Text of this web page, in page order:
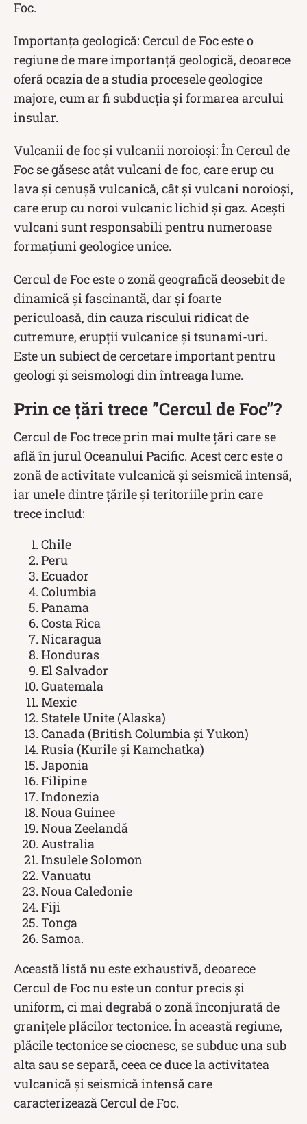
Foc.
Importanța geologică: Cercul de Foc este o
regiune de mare importanță geologică, deoarece
oferă ocazia de a studia procesele geologice
majore, cum ar fi subducția și formarea arcului
insular.
Vulcanii de foc și vulcanii noroioși: În Cercul de
Foc se găsesc atât vulcani de foc, care erup cu
lava și cenușă vulcanică, cât și vulcani noroioși,
care erup cu noroi vulcanic lichid și gaz. Acești
vulcani sunt responsabili pentru numeroase
formațiuni geologice unice.
Cercul de Foc este o zonă geografică deosebit de
dinamică și fascinantă, dar și foarte
periculoasă, din cauza riscului ridicat de
cutremure, erupții vulcanice și tsunami-uri.
Este un subiect de cercetare important pentru
geologi și seismologi din întreaga lume.
Prin ce țări trece ”Cercul de Foc”?
Cercul de Foc trece prin mai multe țări care se
află în jurul Oceanului Pacific. Acest cerc este o
zonă de activitate vulcanică și seismică intensă,
iar unele dintre țările și teritoriile prin care
trece includ:
Chile
Peru
Ecuador
Columbia
Panama
Costa Rica
Nicaragua
Honduras
El Salvador
Guatemala
Mexic
Statele Unite (Alaska)
Canada (British Columbia și Yukon)
Rusia (Kurile și Kamchatka)
Japonia
Filipine
Indonezia
Noua Guinee
Noua Zeelandă
Australia
Insulele Solomon
Vanuatu
Noua Caledonie
Fiji
Tonga
Samoa.
Această listă nu este exhaustivă, deoarece
Cercul de Foc nu este un contur precis și
uniform, ci mai degrabă o zonă înconjurată de
granițele plăcilor tectonice. În această regiune,
plăcile tectonice se ciocnesc, se subduc una sub
alta sau se separă, ceea ce duce la activitatea
vulcanică și seismică intensă care
caracterizează Cercul de Foc.